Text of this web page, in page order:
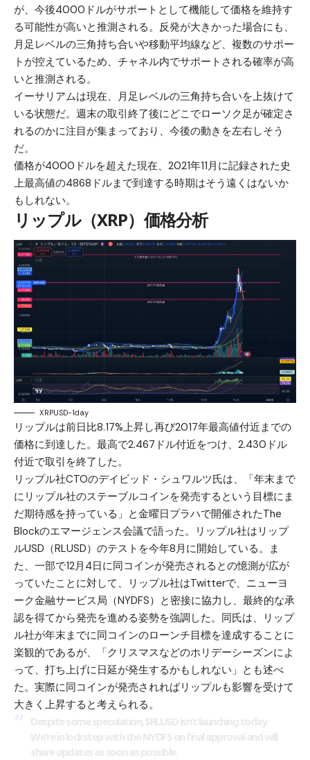
が、今後4000ドルがサポートとして機能して価格を維持す
る可能性が高いと推測される。反発が大きかった場合にも、
月足レベルの三角持ち合いや移動平均線など、複数のサポー
トが控えているため、チャネル内でサポートされる確率が高
いと推測される。
イーサリアムは現在、月足レベルの三角持ち合いを上抜けて
いる状態だ。週末の取引終了後にどこでローソク足が確定さ
れるのかに注目が集まっており、今後の動きを左右しそう
だ。
価格が4000ドルを超えた現在、2021年11月に記録された史
上最高値の4868ドルまで到達する時期はそう遠くはないか
もしれない。
リップル（XRP）価格分析
XRPUSD-1day
リップルは前日比8.17%上昇し再び2017年最高値付近までの
価格に到達した。最高で2.467ドル付近をつけ、2.430ドル
付近で取引を終了した。
リップル社CTOのデイビッド・シュワルツ氏は、「年末まで
にリップル社のステーブルコインを発売するという目標にま
だ期待感を持っている」と金曜日プラハで開催されたThe
Blockのエマージェンス会議で語った。リップル社はリップ
ルUSD（RLUSD）のテストを今年8月に開始している。ま
た、一部で12月4日に同コインが発売されるとの憶測が広が
っていたことに対して、リップル社はTwitterで、ニューヨ
ーク金融サービス局（NYDFS）と密接に協力し、最終的な承
認を得てから発売を進める姿勢を強調した。同氏は、リップ
ル社が年末までに同コインのローンチ目標を達成することに
楽観的であるが、「クリスマスなどのホリデーシーズンによ
って、打ち上げに日延が発生するかもしれない」とも述べ
た。実際に同コインが発売されればリップルも影響を受けて
大きく上昇すると考えられる。